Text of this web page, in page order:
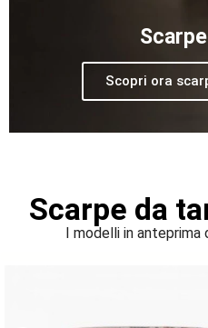
Scopri ora
Scarpe da
I modelli in anteprima